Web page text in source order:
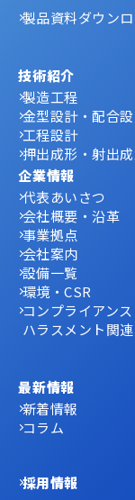
製品資料ダウン
技術紹介
製造工程
金型設計・配合
工程設計
押出成形・射出
企業情報
代表あいさつ
会社概要・沿革
事業拠点
会社案内
設備一覧
環境・CSR
コンプライアンス
ハラスメント関
最新情報
新着情報
コラム
採用情報